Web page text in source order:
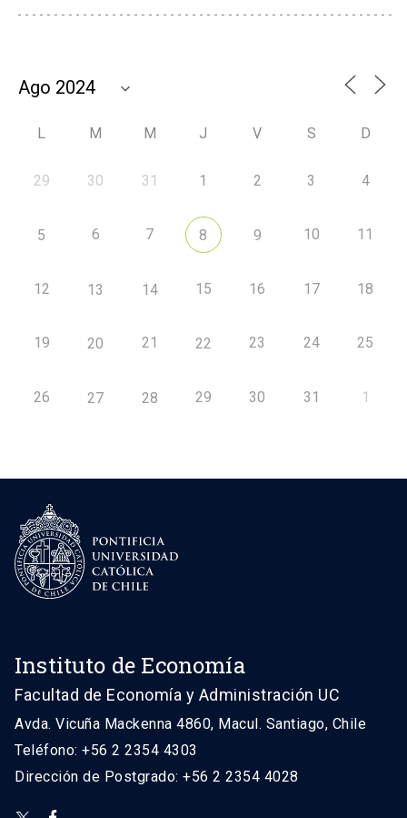
L M M J V S D
29 30 31 1 2 3 4
5 6 7 8 9 10 11
12 13 14 15 16 17 18
19 20 21 22 23 24 25
26 27 28 29 30 31 1
Instituto de Economía
Facultad de Economía y Administración UC
Avda. Vicuña Mackenna 4860, Macul. Santiago, Chile
Teléfono: +56 2 2354 4303
Dirección de Postgrado: +56 2 2354 4028